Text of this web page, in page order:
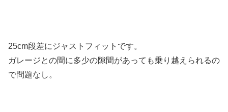
25cm段差にジャストフィットです。
ガレージとの間に多少の隙間があっても乗り越えられるの
で問題なし。